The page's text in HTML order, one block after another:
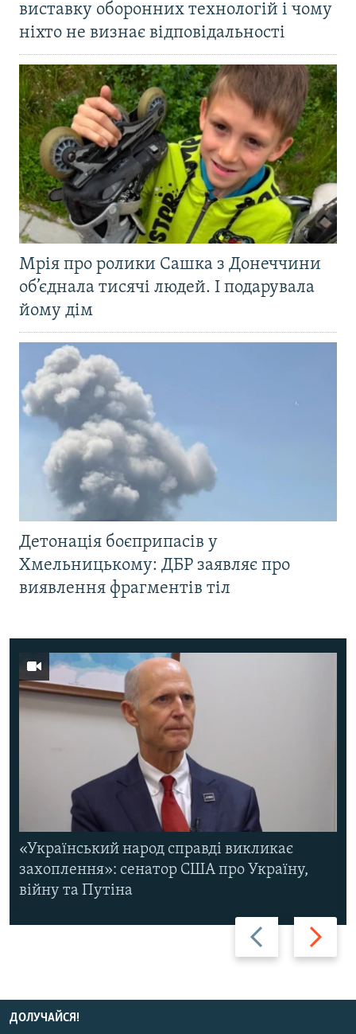
виставку оборонних технологій і чому
ніхто не визнає відповідальності
Мрія про ролики Сашка з Донеччини
об’єднала тисячі людей. І подарувала
йому дім
Детонація боєприпасів у
Хмельницькому: ДБР заявляє про
виявлення фрагментів тіл
Назад Вперед
«Український народ справді викликає
захоплення»: сенатор США про Україну,
війну та Путіна
ДОЛУЧАЙСЯ!